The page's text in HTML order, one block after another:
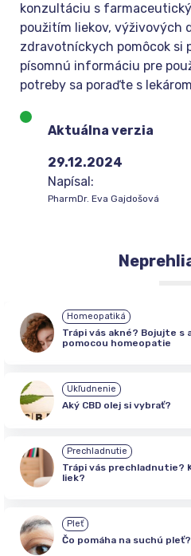
konzultáciu s
použitím liekov, výživových
zdravotníckych pomôcok si
písomnú informáciu pre
potreby sa poraďte s
Aktuálna verzia
29.12.2024
Napísal:
PharmDr. Eva Gajdošová
Homeopatiká
Trápi vás akné? Bojujte s
pomocou homeopatie
Ukľudnenie
Aký CBD olej si vybrať?
Prechladnutie
Trápi vás prechladnutie?
liek?
Pleť
Čo pomáha na suchú pleť?